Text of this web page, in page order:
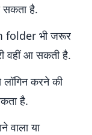
है.
folder भी जरूर
वहीं आ सकती है.
करने की
है.
या